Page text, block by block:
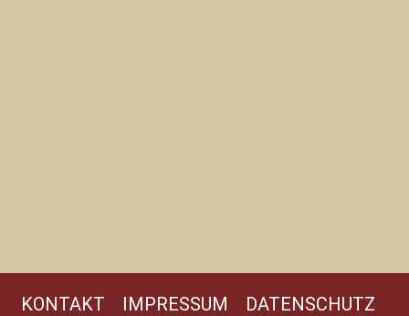
KONTAKT IMPRESSUM
DATENSCHUTZ